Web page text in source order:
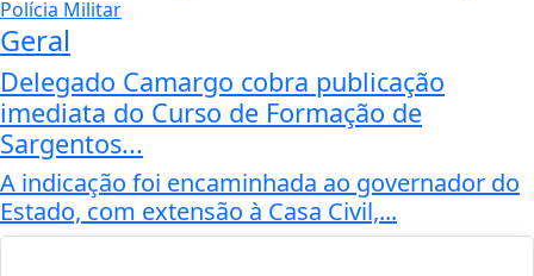
Geral
Delegado Camargo cobra publicação
imediata do Curso de Formação de
Sargentos...
A indicação foi encaminhada ao governador do
Estado, com extensão à Casa Civil,...